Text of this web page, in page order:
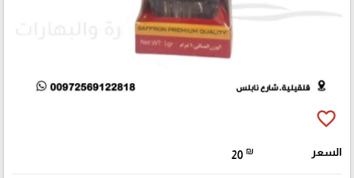
favorite_border
السعر 20 ₪